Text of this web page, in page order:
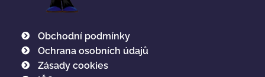
Obchodní podmínky
Ochrana osobních údajů
Zásady cookies